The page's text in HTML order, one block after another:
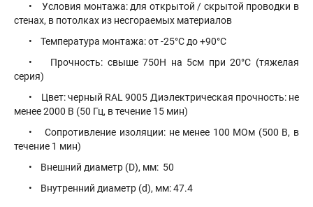
• Условия монтажа: для открытой / скрытой проводки в
стенах, в потолках из несгораемых материалов
• Температура монтажа: от -25°С до +90°С
• Прочность: свыше 750Н на 5см при 20°С (тяжелая
серия)
• Цвет: черный RAL 9005 Диэлектрическая прочность: не
менее 2000 В (50 Гц, в течение 15 мин)
• Сопротивление изоляции: не менее 100 МОм (500 В, в
течение 1 мин)
• Внешний диаметр (D), мм: 50
• Внутренний диаметр (d), мм: 47.4